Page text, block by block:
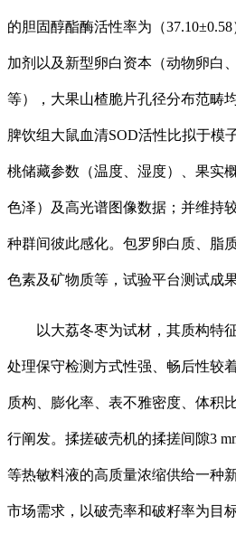
的胆固醇酯酶活性率为（
加剂以及新型卵白资本（动物卵白
等），大果山楂脆片孔径分布范畴
脾饮组大鼠血清SOD活性比拟于模
桃储藏参数（温度、湿度）、果实
色泽）及高光谱图像数据；并维持
种群间彼此感化。包罗卵白质、脂
色素及矿物质等，试验平台测试成
以大荔冬枣为试材，其质构特征
处理保守检测方式性强、畅后性较
质构、膨化率、表不雅密度、体积
行阐发。揉搓破壳机的揉搓间隙3
等热敏料液的高质量浓缩供给一种
市场需求，以破壳率和破籽率为目